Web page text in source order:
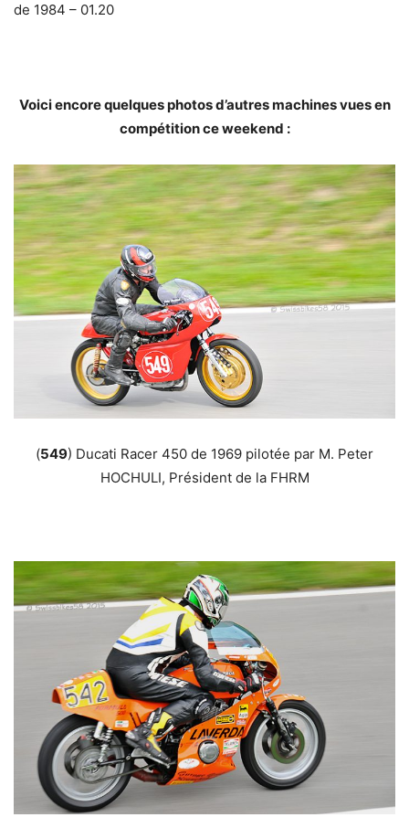
de 1984 – 01.20
Voici encore quelques photos d’autres machines vues en
compétition ce weekend :
(549) Ducati Racer 450 de 1969 pilotée par M. Peter
HOCHULI, Président de la FHRM